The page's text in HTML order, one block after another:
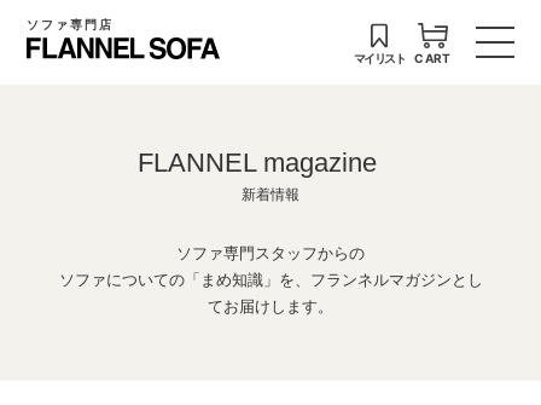
ソファ専門店
マイリスト CART
FLANNEL magazine
新着情報
ソファ専門スタッフからの
ソファについての「まめ知識」を、フランネルマガジンとし
てお届けします。